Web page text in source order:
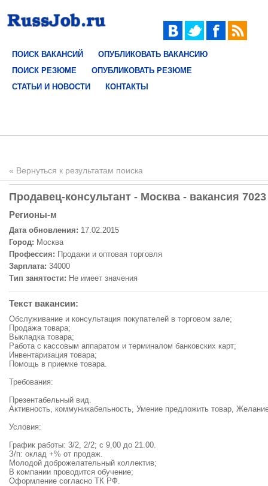
ПОИСК ВАКАНСИЙ
ОПУБЛИКОВАТЬ ВАКАНСИЮ
ПОИСК РЕЗЮМЕ
ОПУБЛИКОВАТЬ РЕЗЮМЕ
СТАТЬИ И НОВОСТИ
КОНТАКТЫ
« Вернуться к результатам поиска
Продавец-консультант - Москва - вакансия 7023
Регионы-м
Дата обновления: 17.02.2015
Город: Москва
Профессия: Продажи и оптовая торговля
Зарплата: 34000
Тип занятости: Не имеет значения
Текст вакансии:
Обслуживание и консультация покупателей в торговом зале;
Продажа товара;
Выкладка товара;
Работа с кассовым аппаратом и терминалом банковских карт;
Инвентаризация товара;
Помощь в приемке товара.
Требования:
Презентабельный вид.
Активность, коммуникабельность, Умение предложить товар,
Условия:
График работы: 3/2, 2/2; с 9.00 до 21.00.
З/п: оклад +% от продаж.
Молодой доброжелательный коллектив;
В компании проводится обучение;
Оформление согласно ТК РФ.